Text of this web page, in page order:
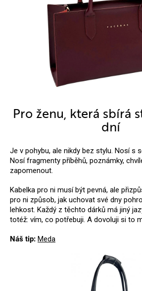
Pro ženu, která sbírá
dní
Je v pohybu, ale nikdy bez stylu. Nosí s
Nosí fragmenty příběhů, poznámky,
zapomenout.
Kabelka pro ni musí být pevná, ale
pro ni způsob, jak uchovat své dny
lehkost. Každý z těchto dárků má jiný
totéž: vím, co potřebuji. A dovoluji si to
Náš tip: Meda